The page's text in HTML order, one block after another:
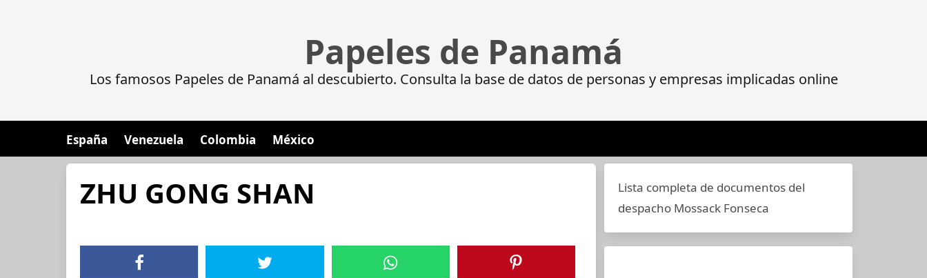
Papeles de Panamá
Los famosos Papeles de Panamá al descubierto. Consulta la base de datos de personas y empresas implicadas online
España Venezuela Colombia México
ZHU GONG SHAN
Lista completa de documentos del
despacho Mossack Fonseca